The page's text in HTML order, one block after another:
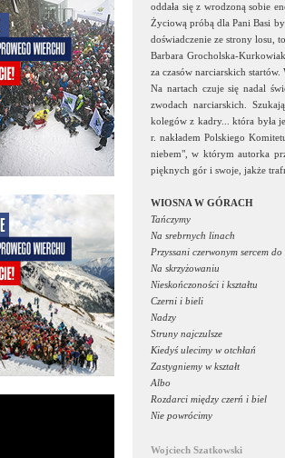
oddała się z wrodzoną sobie
Życiową próbą dla Pani Basi
doświadczenie ze strony losu,
Barbara Grocholska-
za czasów narciarskich
Na nartach czuje się nadal
zwodach narciarskich.
kolegów z kadry... która była
r. nakładem Polskiego
niebem", w którym autorka
pięknych gór i swoje, jakże
WIOSNA W GÓRACH
Tańczymy
Na srebrnych linach
Przyssani czerwonym sercem
Na skrzyżowaniu
Nieskończoności i kształtu
Czerni i bieli
Nadzy
Struny najczulsze
Kiedyś ulecimy w otchłań
Zastygniemy w kształt
Albo
Rozdarci między czerń i biel
Nie powrócimy
Wojciech Szatkowski